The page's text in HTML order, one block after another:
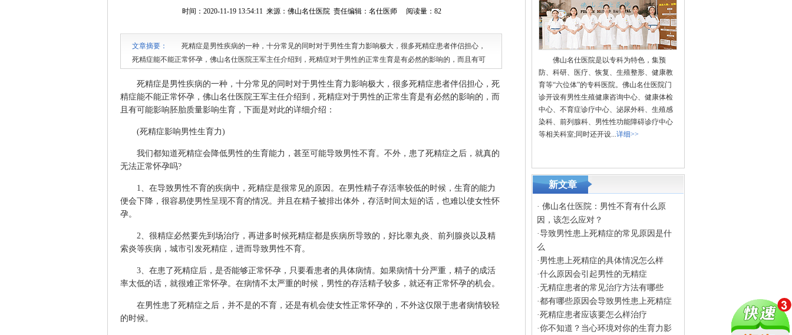
时间：2020-11-19 13:54:11 来源：佛山名仕医院 责任编辑：名仕医师 阅读量：82
文章摘要：
死精症是男性疾病的一种，十分常见的同时对于男性生育力影响极大，很多死精症患者伴侣担心，
死精症能不能正常怀孕，佛山名仕医院王军主任介绍到，死精症对于男性的正常生育是有必然的影响的，而且有可
死精症是男性疾病的一种，十分常见的同时对于男性生育力影响极大，很多死精症患者伴侣担心，死
精症能不能正常怀孕， 佛山名仕医院王军主任介绍到，死精症对于男性的正常生育是有必然的影响的，而
且有可能影响胚胎质量影响生育，下面是对此的详细介绍：
(死精症影响男性生育力)
我们都知道死精症会降低男性的生育能力，甚至可能导致男性不育。不外，患了死精症之后，就真的
无法正常怀孕吗?
1、在导致男性不育的疾病中，死精症是很常见的原因。在男性精子存活率较低的时候，生育的能力
便会下降，很容易使男性呈现不育的情况。并且在精子被排出体外，存活时间太短的话，也难以使女性怀
孕。
2、很精症必然要先到场治疗，再进多时候死精症都是疾病所导致的，好比睾丸炎、前列腺炎以及精
索炎等疾病，城市引发死精症，进而导致男性不育。
3、在患了死精症后，是否能够正常怀孕，只要看患者的具体病情。如果病情十分严重，精子的成活
率太低的话，就很难正常怀孕。在病情不太严重的时候，男性的存活精子较多，就还有正常怀孕的机会。
在男性患了死精症之后，并不是的不育，还是有机会使女性正常怀孕的，不外这仅限于患者病情较轻
的时候。
佛山名仕医院是以专科为特色，集预
防、科研、医疗、恢复、生殖整形、健康教
育等“六位体”的专科医院。佛山名仕医院门
诊开设有男性生殖健康咨询中心、健康体检
中心、不育症诊疗中心、泌尿外科、生殖感
染科、前列腺科、男性性功能障碍诊疗中心
等相关科室;同时还开设...详细>>
新文章
· 佛山名仕医院：男性不育有什么原
因，该怎么应对？
·导致男性患上死精症的常见原因是什
么
· 男性患上死精症的具体情况怎么样
·什么原因会引起男性的无精症
·无精症患者的常见治疗方法有哪些
·都有哪些原因会导致男性患上死精症
·死精症患者应该要怎么样治疗
·你不知道？当心环境对你的生育力影